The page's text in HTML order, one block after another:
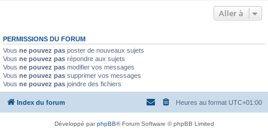
Aller à
PERMISSIONS DU FORUM
Vous ne pouvez pas poster de nouveaux sujets
Vous ne pouvez pas répondre aux sujets
Vous ne pouvez pas modifier vos messages
Vous ne pouvez pas supprimer vos messages
Vous ne pouvez pas joindre des fichiers
Index du forum Heures au format UTC+01:00
Développé parphpBB® Forum Software © phpBB Limited